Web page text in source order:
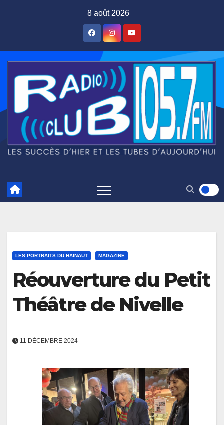
8 août 2026
LES PORTRAITS DU HAINAUT MAGAZINE
Réouverture du Petit
Théâtre de Nivelle
11 DÉCEMBRE 2024